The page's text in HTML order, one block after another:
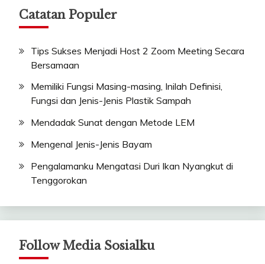
Catatan Populer
Tips Sukses Menjadi Host 2 Zoom Meeting Secara
Bersamaan
Memiliki Fungsi Masing-masing, Inilah Definisi,
Fungsi dan Jenis-Jenis Plastik Sampah
Mendadak Sunat dengan Metode LEM
Mengenal Jenis-Jenis Bayam
Pengalamanku Mengatasi Duri Ikan Nyangkut di
Tenggorokan
Follow Media Sosialku